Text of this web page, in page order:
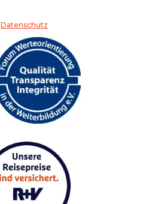
Datenschutz